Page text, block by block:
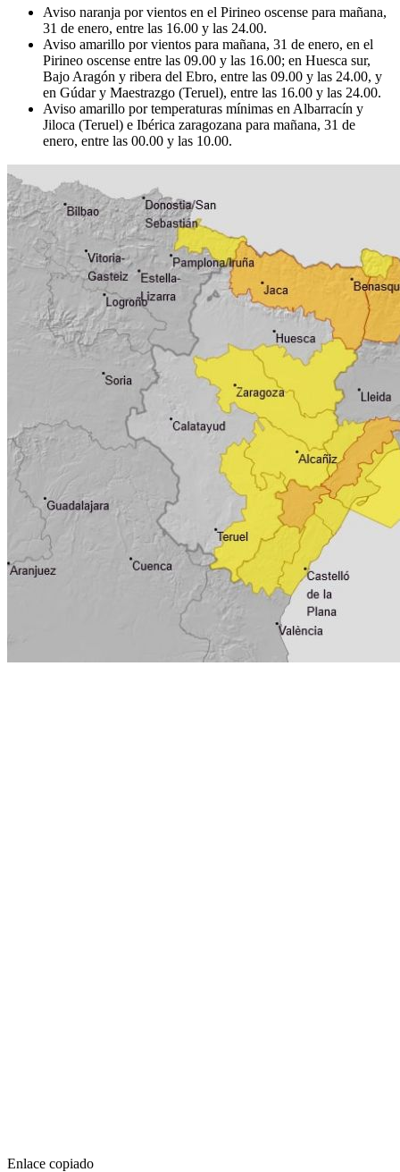
Aviso naranja por vientos en el Pirineo oscense para mañana,
31 de enero, entre las 16.00 y las 24.00.
Aviso amarillo por vientos para mañana, 31 de enero, en el
Pirineo oscense entre las 09.00 y las 16.00; en Huesca sur,
Bajo Aragón y ribera del Ebro, entre las 09.00 y las 24.00, y
en Gúdar y Maestrazgo (Teruel), entre las 16.00 y las 24.00.
Aviso amarillo por temperaturas mínimas en Albarracín y
Jiloca (Teruel) e Ibérica zaragozana para mañana, 31 de
enero, entre las 00.00 y las 10.00.
Enlace copiado